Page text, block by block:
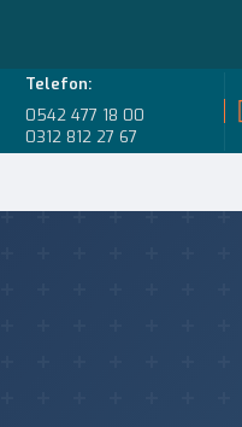
Telefon:
0542 477 18 00
0312 812 27 67